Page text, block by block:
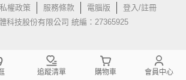
權政策 服務條款 電腦版
登入/註冊
科技股份有限公司 統編：27365925
追蹤清單 購物車 會員中心